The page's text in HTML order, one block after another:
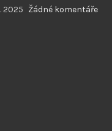
2025 Žádné komentáře